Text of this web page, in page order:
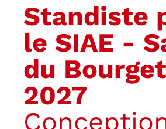
Standiste
le SIAE -
du Bourget
2027